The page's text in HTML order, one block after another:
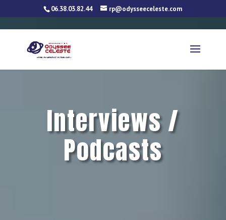
06.38.03.82.44 rp@odysseeceleste.com
Interviews /
Podcasts